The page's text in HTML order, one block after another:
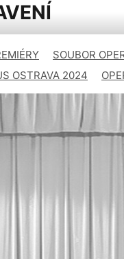
SOUBOR
OSTRAVA 2024